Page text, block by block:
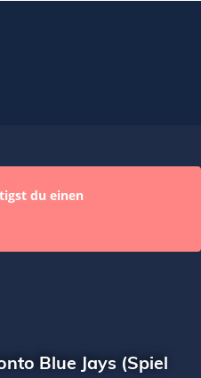
du einen
Blue Jays (Spiel